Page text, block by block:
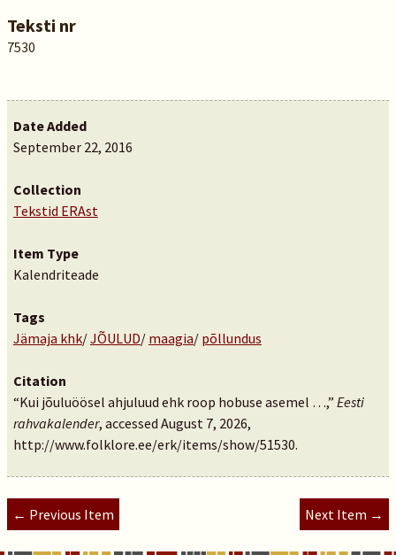
Teksti nr
7530
Date Added
September 22, 2016
Collection
Tekstid ERAst
Item Type
Kalendriteade
Tags
Jämaja khk/JÕULUD/ maagia/ põllundus
Citation
“Kui jõuluöösel ahjuluud ehk roop hobuse asemel …,” Eesti
rahvakalender, accessed August 7, 2026,
http://www.folklore.ee/erk/items/show/51530.
← Previous Item Next Item →